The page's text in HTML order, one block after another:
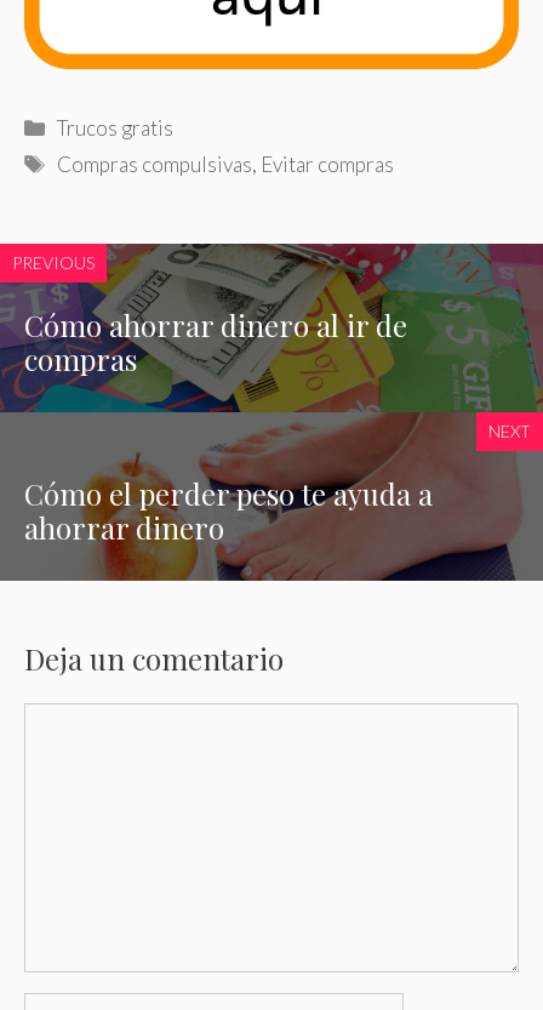
Categorías
Trucos gratis
Etiquetas
Compras compulsivas, Evitar compras
PREVIOUS
Cómo ahorrar dinero al ir de
compras
NEXT
Cómo el perder peso te ayuda a
ahorrar dinero
Deja un comentario